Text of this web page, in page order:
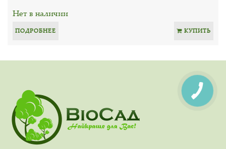
Нет в наличии
ПОДРОБНЕЕ КУПИТЬ